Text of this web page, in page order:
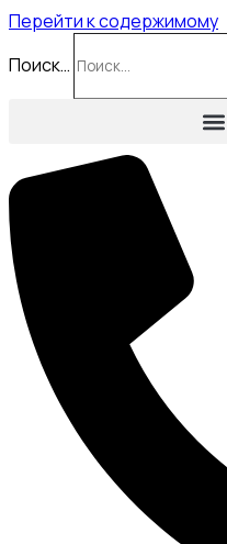
Перейти к содержимому
Поиск…